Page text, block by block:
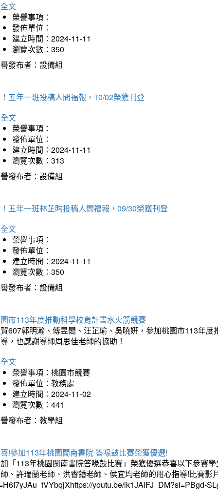
文
榮譽事項：
發佈單位：
建立時間：2024-11-11
瀏覽次數：350
發布者：設備組
五年一班投稿人間福報，10/02榮獲刊登
文
榮譽事項：
發佈單位：
建立時間：2024-11-11
瀏覽次數：313
發布者：設備組
五年一班林芷昀投稿人間福報，09/30榮獲刊登
文
榮譽事項：
發佈單位：
建立時間：2024-11-11
瀏覽次數：350
發布者：設備組
市113年度推動科學校育計畫水火箭競賽
607郭明瀚、傅昱閎、汪芷瑜、吳曉姸，參加桃園市113年
，也感謝導師周思佳老師的協助！
文
榮譽事項：桃園市競賽
發佈單位：教務處
建立時間：2024-11-02
瀏覽次數：441
發布者：教學組
!參加113年桃園閩南書院 答喙鼓比賽榮獲優選!
「113年桃園閩南書院答喙鼓比賽」榮獲優選恭喜以下參賽
、許瑞蘭老師、洪睿錉老師、侯宜均老師的用心指導!比賽影
youtu.be/ik1JAIFJ_DM?si=PBgd-